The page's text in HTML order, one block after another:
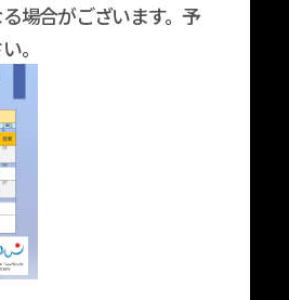
場合がございます。予
。